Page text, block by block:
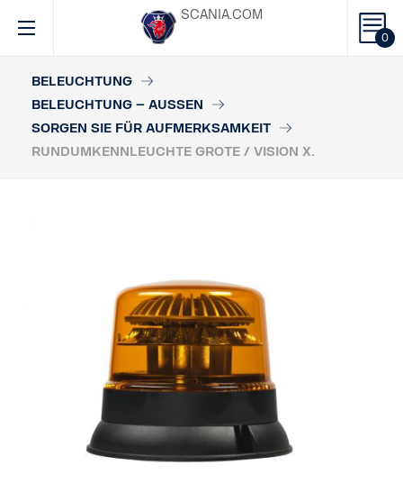
0
SCANIA.COM
BELEUCHTUNG
BELEUCHTUNG – AUSSEN
SORGEN SIE FÜR AUFMERKSAMKEIT
RUNDUMKENNLEUCHTE GROTE / VISION X.